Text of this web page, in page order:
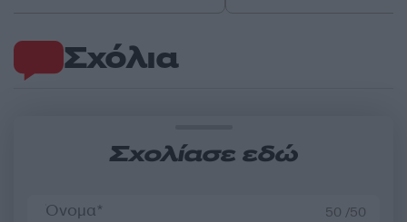
Σχόλια
Σχολίασε εδώ
50 /50